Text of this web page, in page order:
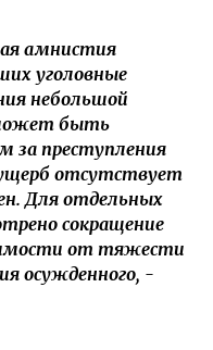
амнистия
уголовные
небольшой
быть
за преступления
отсутствует
Для отдельных
сокращение
от тяжести
осужденного, -